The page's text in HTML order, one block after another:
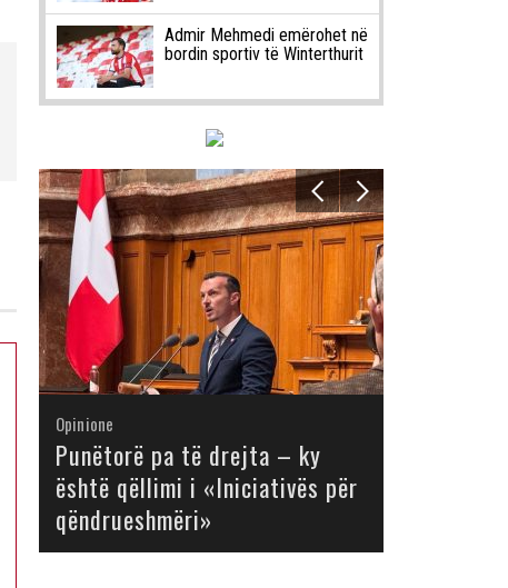
Admir Mehmedi emërohet në
bordin sportiv të Winterthurit
Opinione
Opinione
Punëtorë pa të drejta – ky
është qëllimi i «Iniciativës për
qëndrueshmëri»
Opinione
Opinione
Opinione
Opinione
Opinione
Opinione